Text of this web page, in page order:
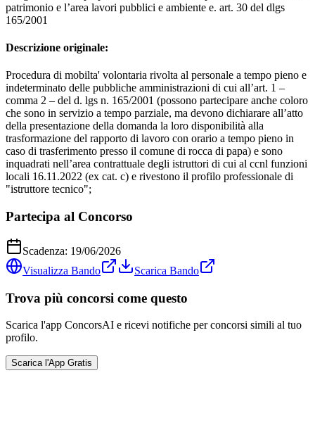
patrimonio e l’area lavori pubblici e ambiente e. art. 30 del dlgs
165/2001
Descrizione originale:
Procedura di mobilta' volontaria rivolta al personale a tempo pieno e
indeterminato delle pubbliche amministrazioni di cui all’art. 1 –
comma 2 – del d. lgs n. 165/2001 (possono partecipare anche coloro
che sono in servizio a tempo parziale, ma devono dichiarare all’atto
della presentazione della domanda la loro disponibilità alla
trasformazione del rapporto di lavoro con orario a tempo pieno in
caso di trasferimento presso il comune di rocca di papa) e sono
inquadrati nell’area contrattuale degli istruttori di cui al ccnl funzioni
locali 16.11.2022 (ex cat. c) e rivestono il profilo professionale di
"istruttore tecnico";
Partecipa al Concorso
Scadenza: 19/06/2026
Visualizza Bando
Scarica Bando
Trova più concorsi come questo
Scarica l'app ConcorsAI e ricevi notifiche per concorsi simili al tuo
profilo.
Scarica l'App Gratis